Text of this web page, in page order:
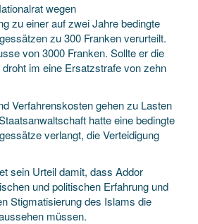
wegen
zu einer auf zwei Jahre bedingte
zu 300 Franken verurteilt.
von 3000 Franken. Sollte er die
im eine Ersatzstrafe von zehn
Verfahrenskosten gehen zu Lasten
hatte eine bedingte
verlangt, die Verteidigung
sein Urteil damit, dass Addor
und politischen Erfahrung und
Stigmatisierung des Islams die
müssen.